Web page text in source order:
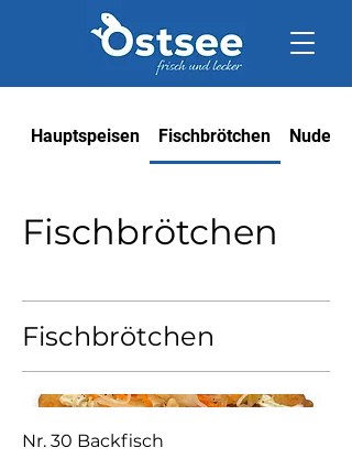
Hauptspeisen Fischbrötchen
Fischbrötchen
Fischbrötchen
Nr. 30 Backfisch